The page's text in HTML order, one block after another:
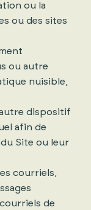
ou la
ou des sites
ou autre
nuisible,
dispositif
afin de
Site ou leur
courriels,
de